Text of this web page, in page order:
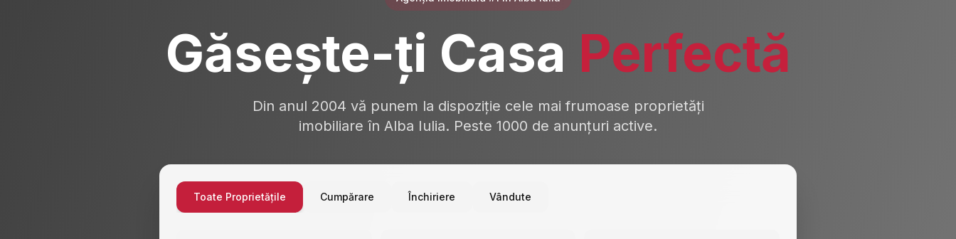
Găsește-ți Casa Perfectă
Din anul 2004 vă punem la dispoziție cele mai frumoase proprietăți
imobiliare în Alba Iulia. Peste 1000 de anunțuri active.
Toate Proprietățile Cumpărare Închiriere Vândute